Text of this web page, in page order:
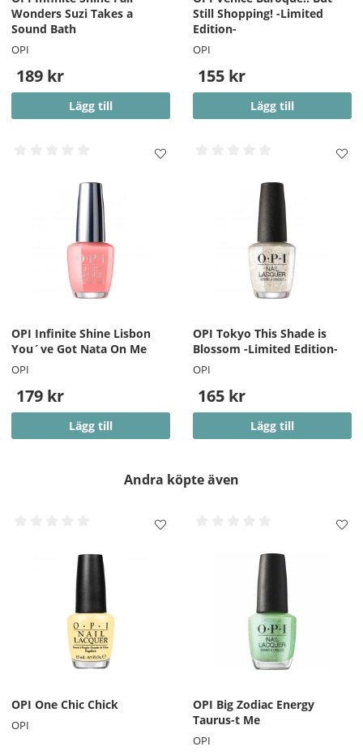
Wonders Suzi Takes a
Sound Bath
OPI
189 kr
Lägg till
Still Shopping! -Limited
Edition-
OPI
155 kr
Lägg till
OPI Infinite Shine Lisbon
You´ve Got Nata On Me
OPI
179 kr
Lägg till
OPI Tokyo This Shade is
Blossom -Limited Edition-
OPI
165 kr
Lägg till
Andra köpte även
OPI One Chic Chick
OPI
OPI Big Zodiac Energy
Taurus-t Me
OPI